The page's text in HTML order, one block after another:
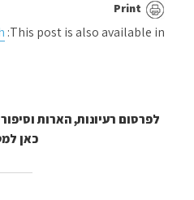
Print
This post is also available in:
לפרסום רעיונות, הארות
כאן